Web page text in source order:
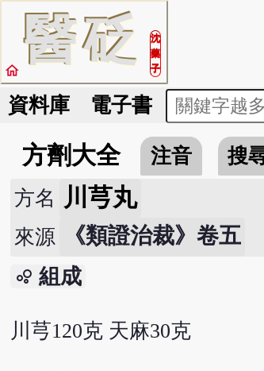
醫砭
沈
藥
子
home
資料庫 電子書
方劑大全 注音
搜
方名 川芎丸
來源 《類證治裁》卷五
bubble_chart 組成
川芎120克 天麻30克